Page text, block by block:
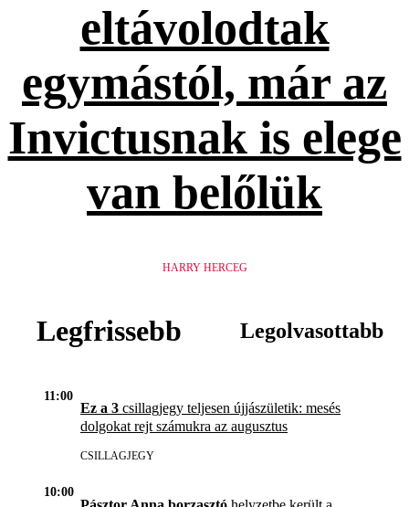
eltávolodtak
egymástól, már az
Invictusnak is elege
van belőlük
HARRY HERCEG
Legfrissebb Legolvasottabb
11:00
Ez a 3 csillagjegy teljesen újjászületik: mesés
dolgokat rejt számukra az augusztus
CSILLAGJEGY
10:00